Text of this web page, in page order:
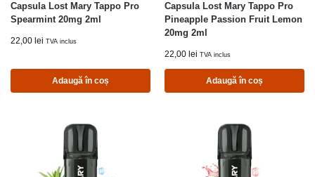
Capsula Lost Mary Tappo Pro
Spearmint 20mg 2ml
22,00 lei TVA inclus
Adaugă în coș
Capsula Lost Mary Tappo Pro
Pineapple Passion Fruit Lemon
20mg 2ml
22,00 lei TVA inclus
Adaugă în coș